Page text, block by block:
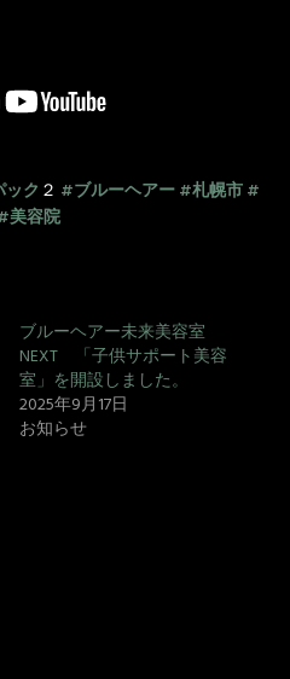
ク ２ #ブルーヘアー#札幌市#
美容院
ブルーヘアー未来美容室
NEXT 「子供サポート美容
室」を開設しました。
2025年9月17日
お知らせ